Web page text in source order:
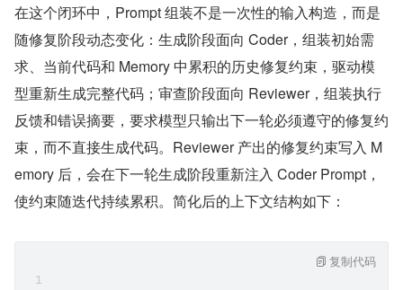
在这个闭环中，Prompt 组装不是一次性的输入构造，而是
随修复阶段动态变化：生成阶段面向 Coder，组装初始需
求、当前代码和 Memory 中累积的历史修复约束，驱动模
型重新生成完整代码；审查阶段面向 Reviewer，组装执行
反馈和错误摘要，要求模型只输出下一轮必须遵守的修复约
束，而不直接生成代码。Reviewer 产出的修复约束写入 M
emory 后，会在下一轮生成阶段重新注入 Coder Prompt，
使约束随迭代持续累积。简化后的上下文结构如下：
复制代码